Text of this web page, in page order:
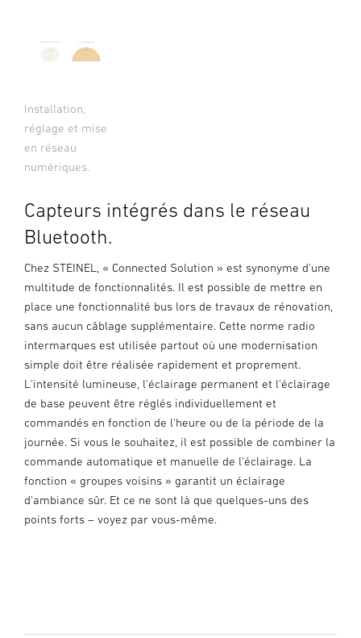
Installation,
réglage et mise
en réseau
numériques.
Capteurs intégrés dans le réseau
Bluetooth.
Chez STEINEL, « Connected Solution » est synonyme d'une
multitude de fonctionnalités. Il est possible de mettre en
place une fonctionnalité bus lors de travaux de rénovation,
sans aucun câblage supplémentaire. Cette norme radio
intermarques est utilisée partout où une modernisation
simple doit être réalisée rapidement et proprement.
L'intensité lumineuse, l'éclairage permanent et l'éclairage
de base peuvent être réglés individuellement et
commandés en fonction de l'heure ou de la période de la
journée. Si vous le souhaitez, il est possible de combiner la
commande automatique et manuelle de l'éclairage. La
fonction « groupes voisins » garantit un éclairage
d'ambiance sûr. Et ce ne sont là que quelques-uns des
points forts – voyez par vous-même.